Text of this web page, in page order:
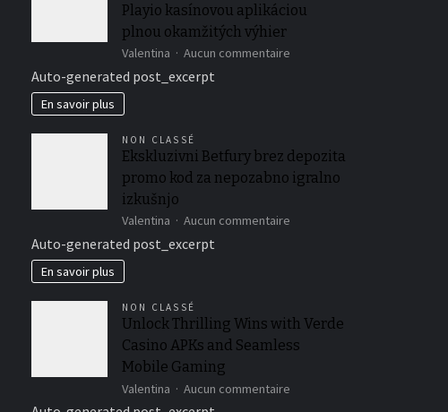
Playio kasínovou aplikáciou
plnou okamžitých výhier
Valentina Aucun commentairesur
kasínovou
aplikáciou
plnou
Auto-generated post_excerpt
En savoir plus
NON CLASSÉ
Ekskluzivni Betfury brez depozita
promo kod za nepozabno igralno
izkušnjo
Valentina Aucun commentairesur
kod
za
nepozabno
Auto-generated post_excerpt
En savoir plus
NON CLASSÉ
Unlock Thrilling Wins with Verde
Casino APKs and Seamless
Mobile Gaming
Valentina Aucun commentairesur